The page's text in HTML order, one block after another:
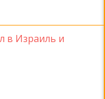
в Израиль и